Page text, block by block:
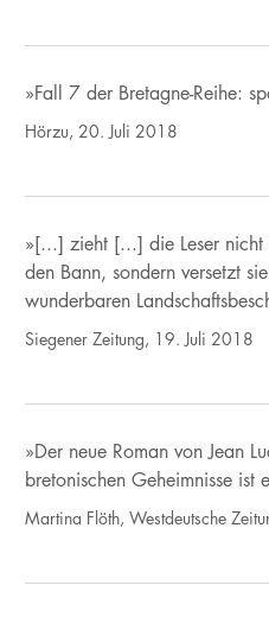
»Fall 7 der Bretagne-Reihe:
Hörzu, 20. Juli 2018
»[...] zieht [...] die Leser nicht
den Bann, sondern versetzt
wunderbaren
Siegener Zeitung, 19. Juli 2018
»Der neue Roman von Jean
bretonischen Geheimnisse ist
Martina Flöth, Westdeutsche